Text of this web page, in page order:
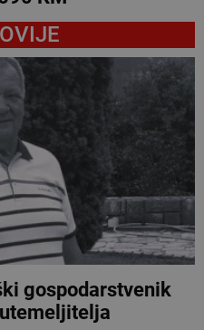
gospodarstvenik